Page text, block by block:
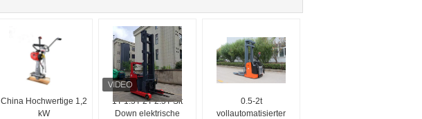
China Hochwertige 1,2
kW
1T 1.5T 2T 2.5T Sit
Down elektrische
0.5-2t
vollautomatisierter